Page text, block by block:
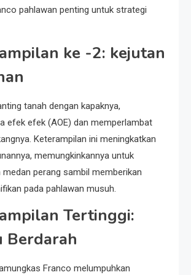
pahlawan penting untuk strategi
ke -2: kejutan
tanah dengan kapaknya,
efek efek (AOE) dan memperlambat
Keterampilan ini meningkatkan
memungkinkannya untuk
medan perang sambil memberikan
pada pahlawan musuh.
Tertinggi:
Berdarah
Franco melumpuhkan